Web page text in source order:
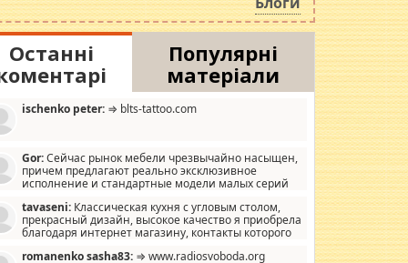
Останні
Популярні
матеріали
ischenko peter: ⇒ blts-tattoo.com
Gor:Сейчас рынок мебели чрезвычайно насыщен,
причем предлагают реально эксклюзивное
исполнение и стандартные модели малых серий
мало походит на стандартные формы, в MebelOk,
и что главное - со вкусом все в порядке,
ненужных наворотов удорожающих мебель, а это не
tavaseni: Классическая кухня с угловым столом,
прекрасный дизайн, высокое качество я приобрела
благодаря интернет магазину, контакты которого
romanenko sasha83: ⇒ www.radiosvoboda.org